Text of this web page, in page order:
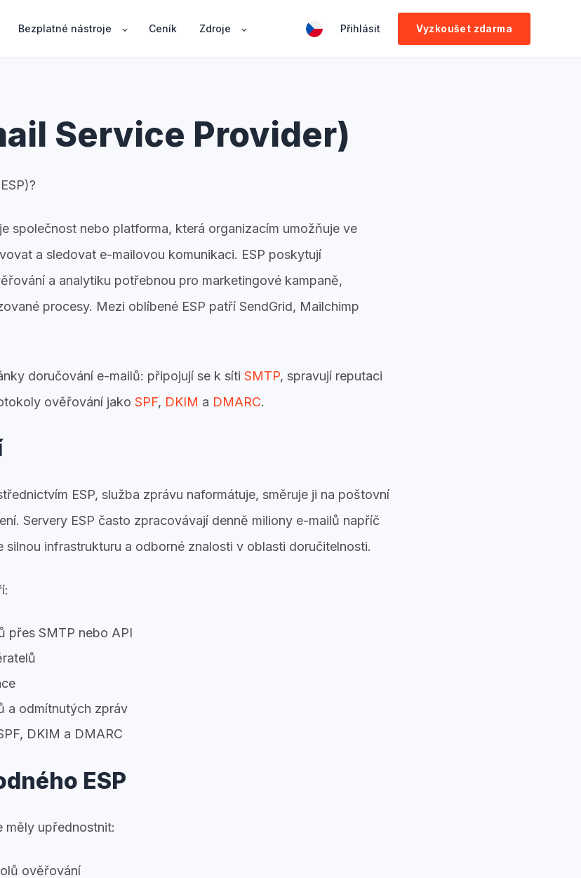
Bezplatné nástroje Ceník Zdroje Přihlásit Vyzkoušet zdarma
Service Provider)
společnost nebo platforma, která organizacím umožňuje ve
a sledovat e-mailovou komunikaci. ESP poskytují
a analytiku potřebnou pro marketingové kampaně,
procesy. Mezi oblíbené ESP patří SendGrid, Mailchimp
doručování e-mailů: připojují se k síti SMTP, spravují reputaci
ověřování jako SPF, DKIM a DMARC.
ESP, služba zprávu naformátuje, směruje ji na poštovní
Servery ESP často zpracovávají denně miliony e-mailů napříč
infrastrukturu a odborné znalosti v oblasti doručitelnosti.
přes SMTP nebo API
a odmítnutých zpráv
DKIM a DMARC
ESP
měly upřednostnit:
ověřování